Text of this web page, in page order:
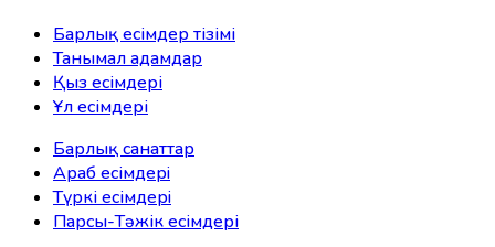
Барлық есімдер тізімі
Танымал адамдар
Қыз есімдері
Ұл есімдері
Барлық санаттар
Араб есімдерi
Түркі есімдерi
Парсы-Тәжік есімдері